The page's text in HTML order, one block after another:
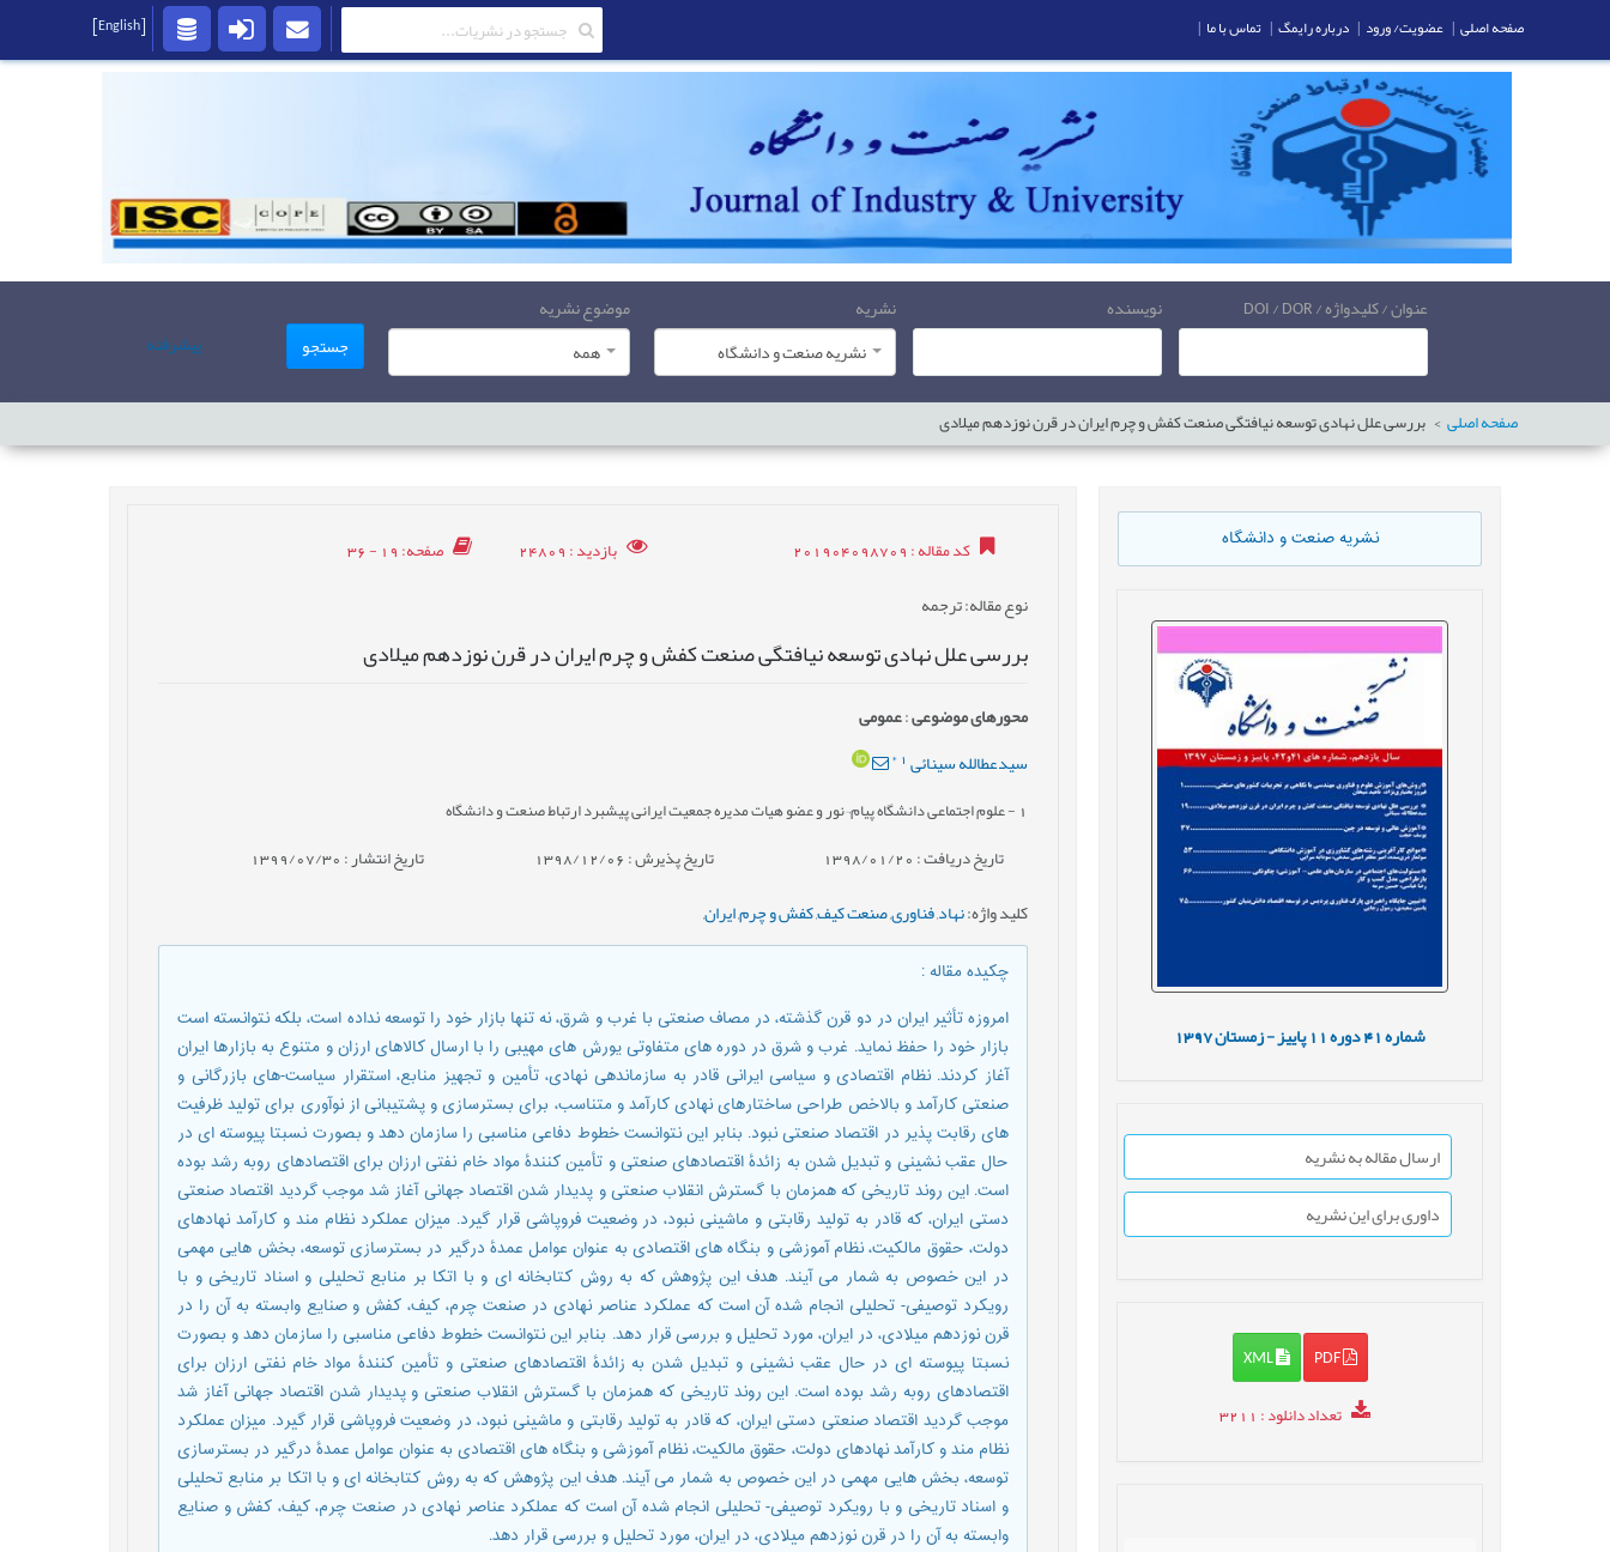
عنوان / کلیدواژه / DOI / DOR نویسنده
نشریه
نشریه صنعت و دانشگاه
موضوع نشریه
همه
جستجو پیشرفته
صفحه اصلی بررسی علل نهادی توسعه نیافتگی صنعت کفش و چرم ایران در قرن نوزدهم میلادی
نشریه صنعت و دانشگاه
شماره دوره پاییز - زمستان1397
ارسال مقاله به نشریه
داوری برای این نشریه
PDF
XML
تعداد دانلود: 3211
کد مقاله: 201904098709 بازدید: 24809 صفحه: 19 - 36
نوع مقاله: ترجمه
بررسی علل نهادی توسعه نیافتگی صنعت کفش و چرم ایران در قرن نوزدهم میلادی
محورهای موضوعی:عمومى
سیدعطالله سینائی 1
*
1 - علوم اجتماعی دانشگاه پیام¬نور و عضو هیات مدیره جمعیت ایرانی پیشبرد ارتباط صنعت و دانشگاه
تاریخ دریافت : 1398/01/20 تاریخ پذیرش : 1398/12/06 تاریخ انتشار : 1399/07/30
کلید واژه:نهاد,فناوری,صنعت کیف,کفش و چرم,ایران,
چکیده مقاله:
امروزه تأثیر ایران در دو قرن گذشته، در مصاف صنعتی با غرب و شرق، نه تنها بازار خود را توسعه نداده است، بلکه نتوانسته است
بازار خود را حفظ نماید. غرب و شرق در دوره های متفاوتی یورش های مهیبی را با ارسال کالاهای ارزان و متنوع به بازارها ایران
آغاز کردند. نظام اقتصادی و سیاسی ایرانی قادر به سازماندهی نهادی، تأمین و تجهیز منابع، استقرار سیاست-های بازرگانی و
صنعتی کارآمد و بالاخص طراحی ساختارهای نهادی کارآمد و متناسب، برای بسترسازی و پشتیبانی از نوآوری برای تولید ظرفیت
های رقابت پذیر در اقتصاد صنعتی نبود. بنابر این نتوانست خطوط دفاعی مناسبی را سازمان دهد و بصورت نسبتا پیوسته ای در
حال عقب نشینی و تبدیل شدن به زائدۀ اقتصادهای صنعتی و تأمین کنندۀ مواد خام نفتی ارزان برای اقتصادهای روبه رشد بوده
است. این روند تاریخی که همزمان با گسترش انقلاب صنعتی و پدیدار شدن اقتصاد جهانی آغاز شد موجب گردید اقتصاد صنعتی
دستی ایران، که قادر به تولید رقابتی و ماشینی نبود، در وضعیت فروپاشی قرار گیرد. میزان عملکرد نظام مند و کارآمد نهادهای
دولت، حقوق مالکیت، نظام آموزشی و بنگاه های اقتصادی به عنوان عوامل عمدۀ درگیر در بسترسازی توسعه، بخش هایی مهمی
در این خصوص به شمار می آیند. هدف این پژوهش که به روش کتابخانه ای و با اتکا بر منابع تحلیلی و اسناد تاریخی و با
رویکرد توصیفی- تحلیلی انجام شده آن است که عملکرد عناصر نهادی در صنعت چرم، کیف، کفش و صنایع وابسته به آن را در
قرن نوزدهم میلادی، در ایران، مورد تحلیل و بررسی قرار دهد. بنابر این نتوانست خطوط دفاعی مناسبی را سازمان دهد و بصورت
نسبتا پیوسته ای در حال عقب نشینی و تبدیل شدن به زائدۀ اقتصادهای صنعتی و تأمین کنندۀ مواد خام نفتی ارزان برای
اقتصادهای روبه رشد بوده است. این روند تاریخی که همزمان با گسترش انقلاب صنعتی و پدیدار شدن اقتصاد جهانی آغاز شد
موجب گردید اقتصاد صنعتی دستی ایران، که قادر به تولید رقابتی و ماشینی نبود، در وضعیت فروپاشی قرار گیرد. میزان عملکرد
نظام مند و کارآمد نهادهای دولت، حقوق مالکیت، نظام آموزشی و بنگاه های اقتصادی به عنوان عوامل عمدۀ درگیر در بسترسازی
توسعه، بخش هایی مهمی در این خصوص به شمار می آیند. هدف این پژوهش که به روش کتابخانه ای و با اتکا بر منابع تحلیلی
و اسناد تاریخی و با رویکرد توصیفی- تحلیلی انجام شده آن است که عملکرد عناصر نهادی در صنعت چرم، کیف، کفش و صنایع
وابسته به آن را در قرن نوزدهم میلادی، در ایران، مورد تحلیل و بررسی قرار دهد.
صفحه اصلی | عضویت/ ورود | درباره رایمگ | تماس با ما |
[English]